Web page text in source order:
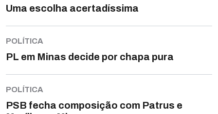
Uma escolha acertadíssima
POLÍTICA
PL em Minas decide por chapa pura
POLÍTICA
PSB fecha composição com Patrus e